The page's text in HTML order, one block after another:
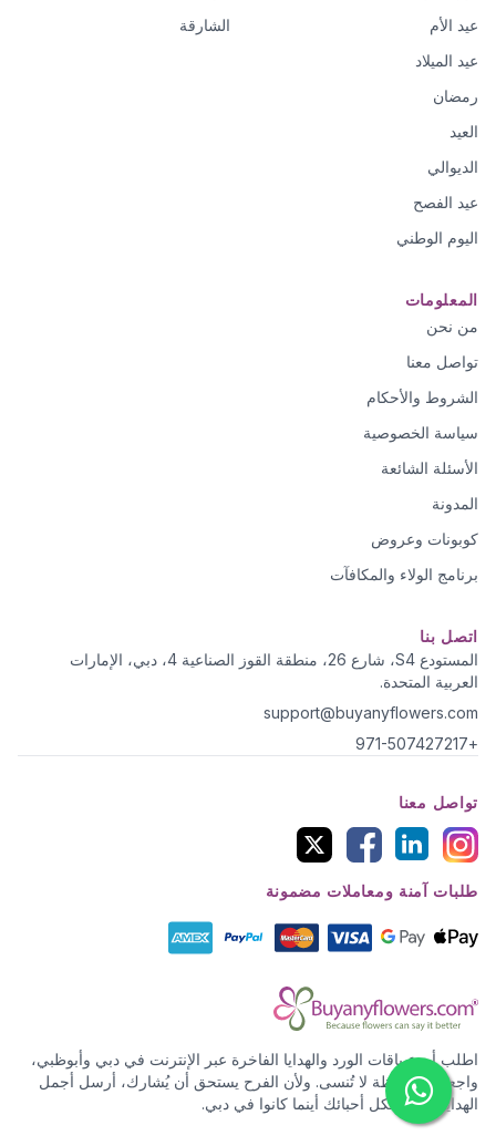
عيد الأم
عيد الميلاد
رمضان
العيد
الديوالي
عيد الفصح
اليوم الوطني
الشارقة
المعلومات
من نحن
تواصل معنا
الشروط والأحكام
سياسة الخصوصية
الأسئلة الشائعة
المدونة
كوبونات وعروض
برنامج الولاء والمكافآت
اتصل بنا
المستودع S4، شارع 26، منطقة القوز الصناعية 4، دبي، الإمارات
العربية المتحدة.
support@buyanyflowers.com
+971-507427217
تواصل معنا
طلبات آمنة ومعاملات مضمونة
اطلب أروع باقات الورد والهدايا الفاخرة عبر الإنترنت في دبي وأبوظبي،
واجعل كل لحظة لا تُنسى. ولأن الفرح يستحق أن يُشارك، أرسل أجمل
الهدايا والورد لكل أحبائك أينما كانوا في دبي.